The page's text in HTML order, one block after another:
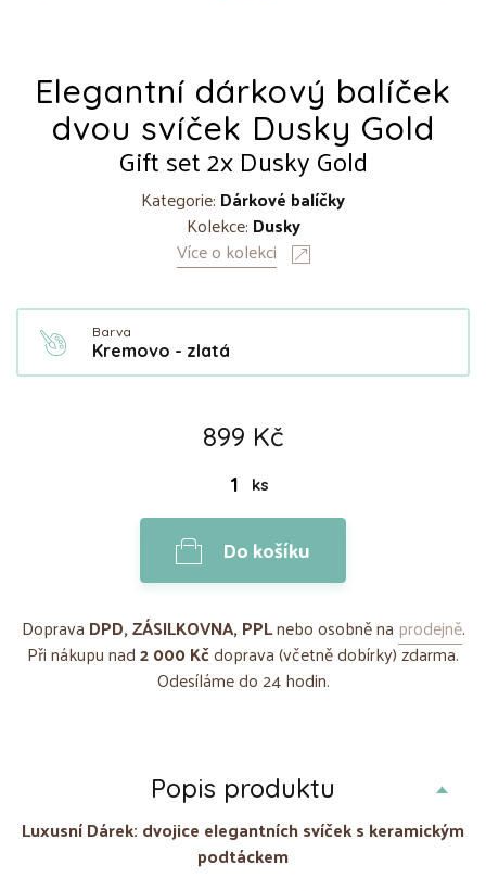
Elegantní dárkový balíček
dvou svíček Dusky Gold
Gift set 2x Dusky Gold
Kategorie: Dárkové balíčky
Kolekce: Dusky
Více o kolekci
Barva
Kremovo - zlatá
899 Kč
ks
Do košíku
Doprava DPD, ZÁSILKOVNA, PPLnebo osobně na prodejně.
Při nákupu nad2 000 Kčdoprava (včetně dobírky) zdarma.
Odesíláme do 24 hodin.
Popis produktu
Luxusní Dárek: dvojice elegantních svíček s keramickým
podtáckem